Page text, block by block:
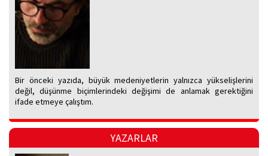
Bir önceki yazıda, büyük medeniyetlerin yalnızca yükselişlerini
değil, düşünme biçimlerindeki değişimi de anlamak gerektiğini
ifade etmeye çalıştım.
YAZARLAR